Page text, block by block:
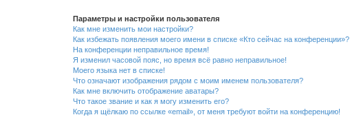
Параметры и настройки пользователя
Как мне изменить мои настройки?
Как избежать появления моего имени в списке «Кто сейчас на конференции»?
На конференции неправильное время!
Я изменил часовой пояс, но время всё равно неправильное!
Моего языка нет в списке!
Что означают изображения рядом с моим именем пользователя?
Как мне включить отображение аватары?
Что такое звание и как я могу изменить его?
Когда я щёлкаю по ссылке «email», от меня требуют войти на конференцию!